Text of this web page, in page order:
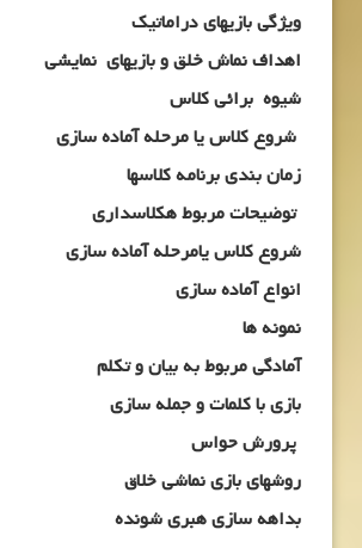
ویژگی بازیهای دراماتیک
اهداف نماش خلق و بازیهای نمایشی
شیوه برائی کلاس
شروع کلاس یا مرحله آماده سازی
زمان بندی برنامه کلاسها
توضیحات مربوط هکلاسداری
شروع کلاس یامرحله آماده سازی
انواع آماده سازی
نمونه ها
آمادگی مربوط به بیان و تکلم
بازی با کلمات و جمله سازی
پرورش حواس
روشهای بازی نماشی خلاق
بداهه سازی هبری شونده